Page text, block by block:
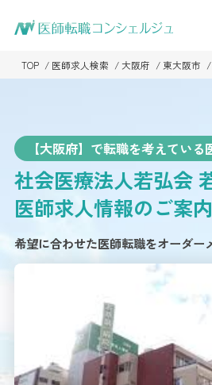
TOP 医師求人検索 大阪府 東大阪市
【大阪府】で転職を考えている
社会医療法人若弘会
医師求人情報のご案内
希望に合わせた医師転職をオーダー